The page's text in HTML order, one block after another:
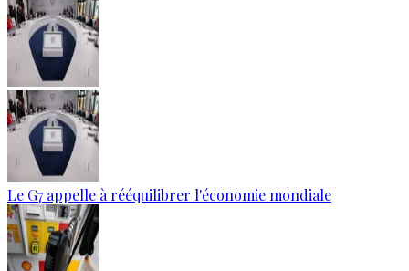
Le G7 appelle à rééquilibrer l'économie mondiale